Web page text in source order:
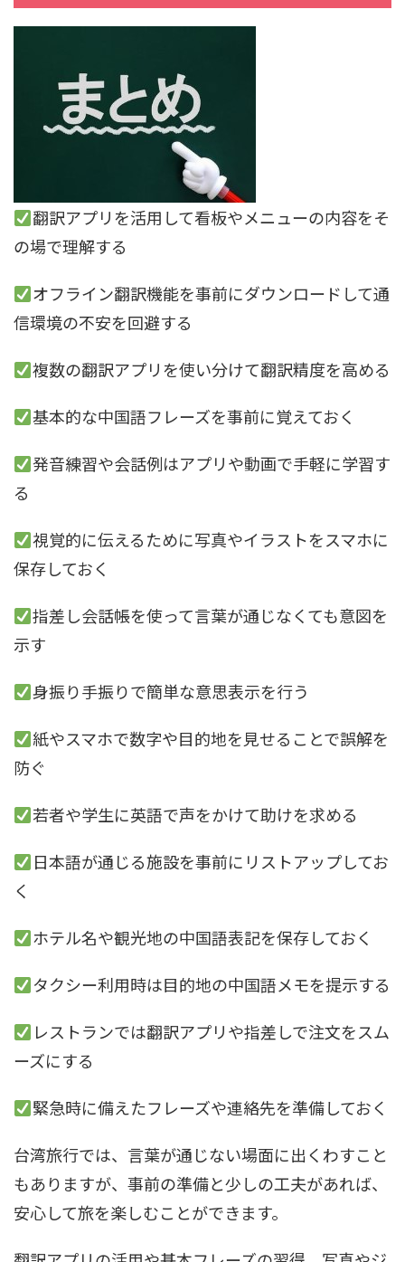
翻訳アプリを活用して看板やメニューの内容をそ
の場で理解する
オフライン翻訳機能を事前にダウンロードして通
信環境の不安を回避する
複数の翻訳アプリを使い分けて翻訳精度を高める
基本的な中国語フレーズを事前に覚えておく
発音練習や会話例はアプリや動画で手軽に学習す
る
視覚的に伝えるために写真やイラストをスマホに
保存しておく
指差し会話帳を使って言葉が通じなくても意図を
示す
身振り手振りで簡単な意思表示を行う
紙やスマホで数字や目的地を見せることで誤解を
防ぐ
若者や学生に英語で声をかけて助けを求める
日本語が通じる施設を事前にリストアップしてお
く
ホテル名や観光地の中国語表記を保存しておく
タクシー利用時は目的地の中国語メモを提示する
レストランでは翻訳アプリや指差しで注文をスム
ーズにする
緊急時に備えたフレーズや連絡先を準備しておく
台湾旅行では、言葉が通じない場面に出くわすこと
もありますが、事前の準備と少しの工夫があれば、
安心して旅を楽しむことができます。